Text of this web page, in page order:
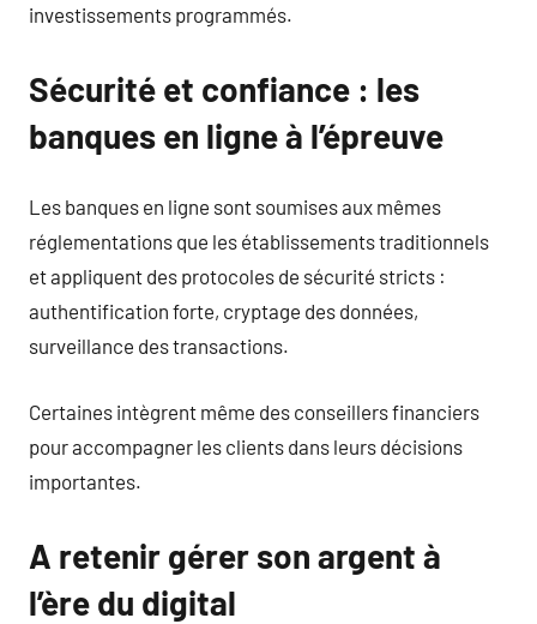
investissements programmés.
Sécurité et confiance : les
banques en ligne à l’épreuve
Les banques en ligne sont soumises aux mêmes
réglementations que les établissements traditionnels
et appliquent des protocoles de sécurité stricts :
authentification forte, cryptage des données,
surveillance des transactions.
Certaines intègrent même des conseillers financiers
pour accompagner les clients dans leurs décisions
importantes.
A retenir gérer son argent à
l’ère du digital